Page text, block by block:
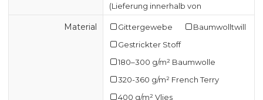
(Lieferung innerhalb von
Material Gittergewebe
Baumwolltwill
Gestrickter Stoff
180–300 g/m² Baumwolle
320-360 g/m² French Terry
400 g/m² Vlies